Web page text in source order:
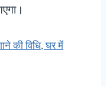
की विधि, घर में